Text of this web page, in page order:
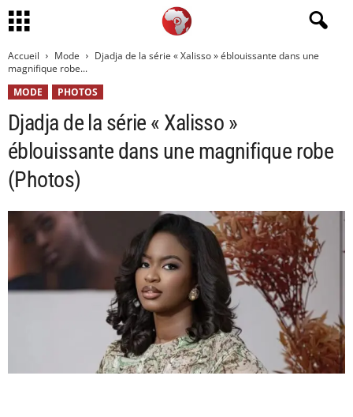
Accueil Mode
Djadja de la série « Xalisso » éblouissante dans une
magnifique robe...
MODE
PHOTOS
Djadja de la série « Xalisso »
éblouissante dans une magnifique robe
(Photos)